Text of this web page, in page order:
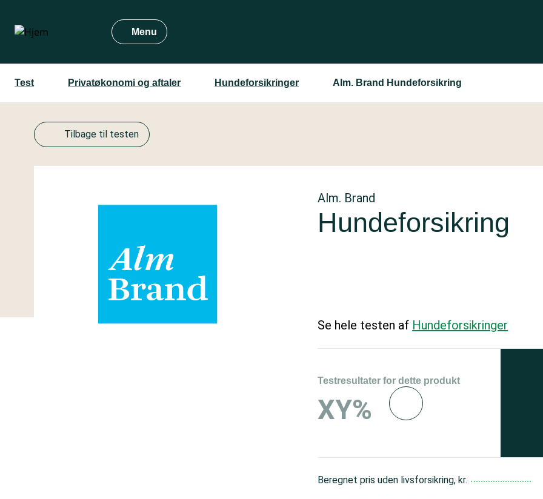
hovedindhold
Menu
Test Privatøkonomi og aftaler Hundeforsikringer Alm. Brand Hundeforsikring
Tilbage til testen
Alm. Brand
Hundeforsikring
Se hele testen af Hundeforsikringer
Testresultater for dette produkt
XY%
Beregnet pris uden livsforsikring, kr.